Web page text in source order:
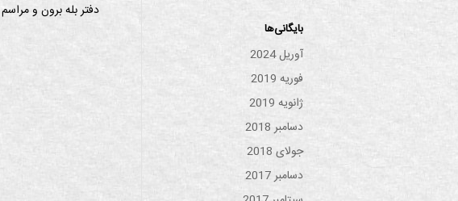
دفتر بله برون و
بایگانی‌ها
آوریل 2024
فوریه 2019
ژانویه 2019
دسامبر 2018
جولای 2018
دسامبر 2017